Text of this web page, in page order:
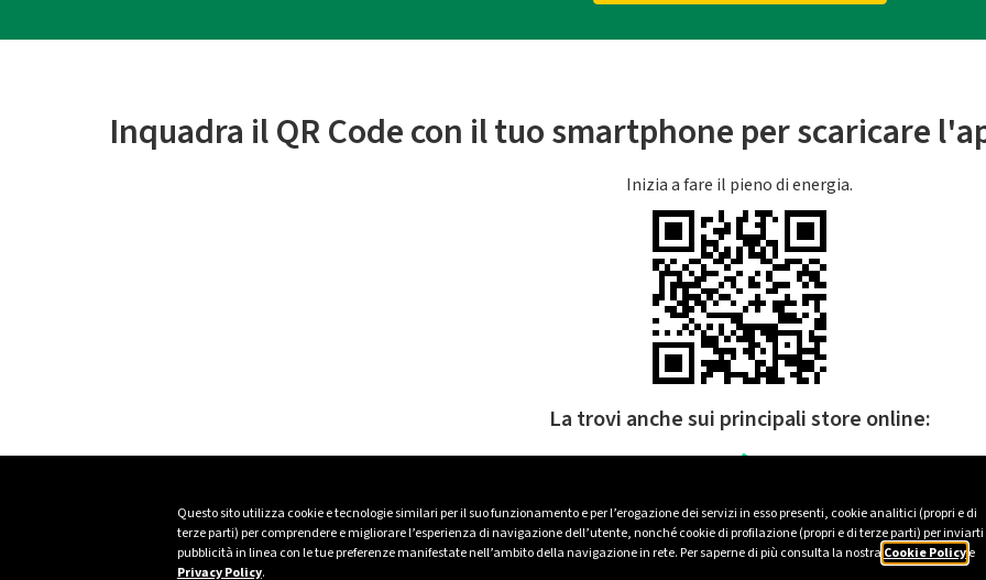
Questo sito utilizza cookie e tecnologie similari per il suo funzionamento e per l’erogazione dei servizi in esso presenti, cookie analitici (propri e di
terze parti) per comprendere e migliorare l’esperienza di navigazione dell’utente, nonché cookie di profilazione (propri e di terze parti) per inviarti
pubblicità in linea con le tue preferenze manifestate nell’ambito della navigazione in rete. Per saperne di più consulta la nostra Cookie Policye
Privacy Policy.
Inquadra il QR Code con il tuo smartphone per scaricare
Inizia a fare il pieno di energia.
La trovi anche sui principali store online: